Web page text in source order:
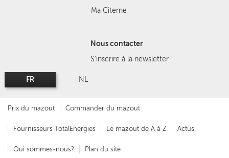
Ma Citerne
Nous contacter
S'inscrire à la newsletter
FR NL
Prix du mazout Commander du mazout
Fournisseurs TotalEnergies Le mazout de A à Z Actus
Qui sommes-nous? Plan du site